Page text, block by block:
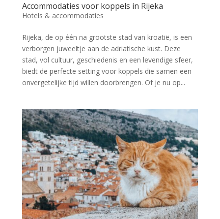
Accommodaties voor koppels in Rijeka
Hotels & accommodaties
Rijeka, de op één na grootste stad van kroatië, is een
verborgen juweeltje aan de adriatische kust. Deze
stad, vol cultuur, geschiedenis en een levendige sfeer,
biedt de perfecte setting voor koppels die samen een
onvergetelijke tijd willen doorbrengen. Of je nu op...